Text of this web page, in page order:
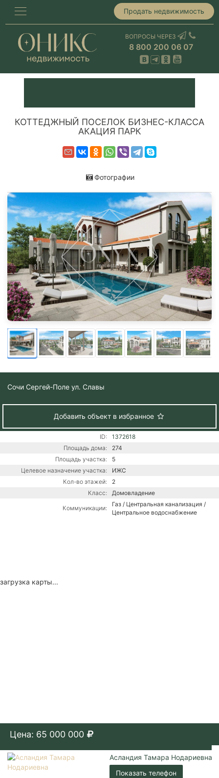
Продать недвижимость
ВОПРОСЫ ЧЕРЕЗ
8 800 200 06 07
КОТТЕДЖНЫЙ ПОСЕЛОК БИЗНЕС-КЛАССА
АКАЦИЯ ПАРК
Фотографии
Сочи Сергей-Поле ул. Cлавы
Добавить объект в избранное
ID:
1372618
Площадь дома:
274
Площадь участка:
5
Целевое назначение участка:
ИЖС
Кол-во этажей:
2
Класс:
Домовладение
Коммуникации:
Газ / Центральная канализация /
Центральное водоснабжение
загрузка карты...
Цена: 65 000 000
Асландия Тамара Нодариевна
Показать телефон